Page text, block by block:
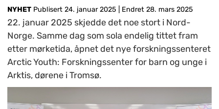
NYHET Publisert 24. januar 2025 Endret 28. mars 2025
22. januar 2025 skjedde det noe stort i Nord-
Norge. Samme dag som sola endelig tittet fram
etter mørketida, åpnet det nye forskningssenteret
Arctic Youth: Forskningssenter for barn og unge i
Arktis, dørene i Tromsø.